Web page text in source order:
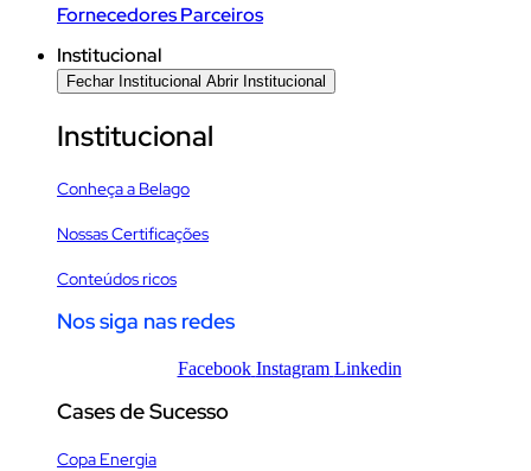
Fornecedores Parceiros
Institucional
Fechar Institucional Abrir Institucional
Institucional
Conheça a Belago
Nossas Certificações
Conteúdos ricos
Nos siga nas redes
Facebook Instagram Linkedin
Cases de Sucesso
Copa Energia